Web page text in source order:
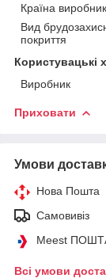
Країна виробник
Вид
покриття
Користувацькі
Виробник
Приховати
Умови
Нова Пошта
Самовивіз
Meest
Всі умови